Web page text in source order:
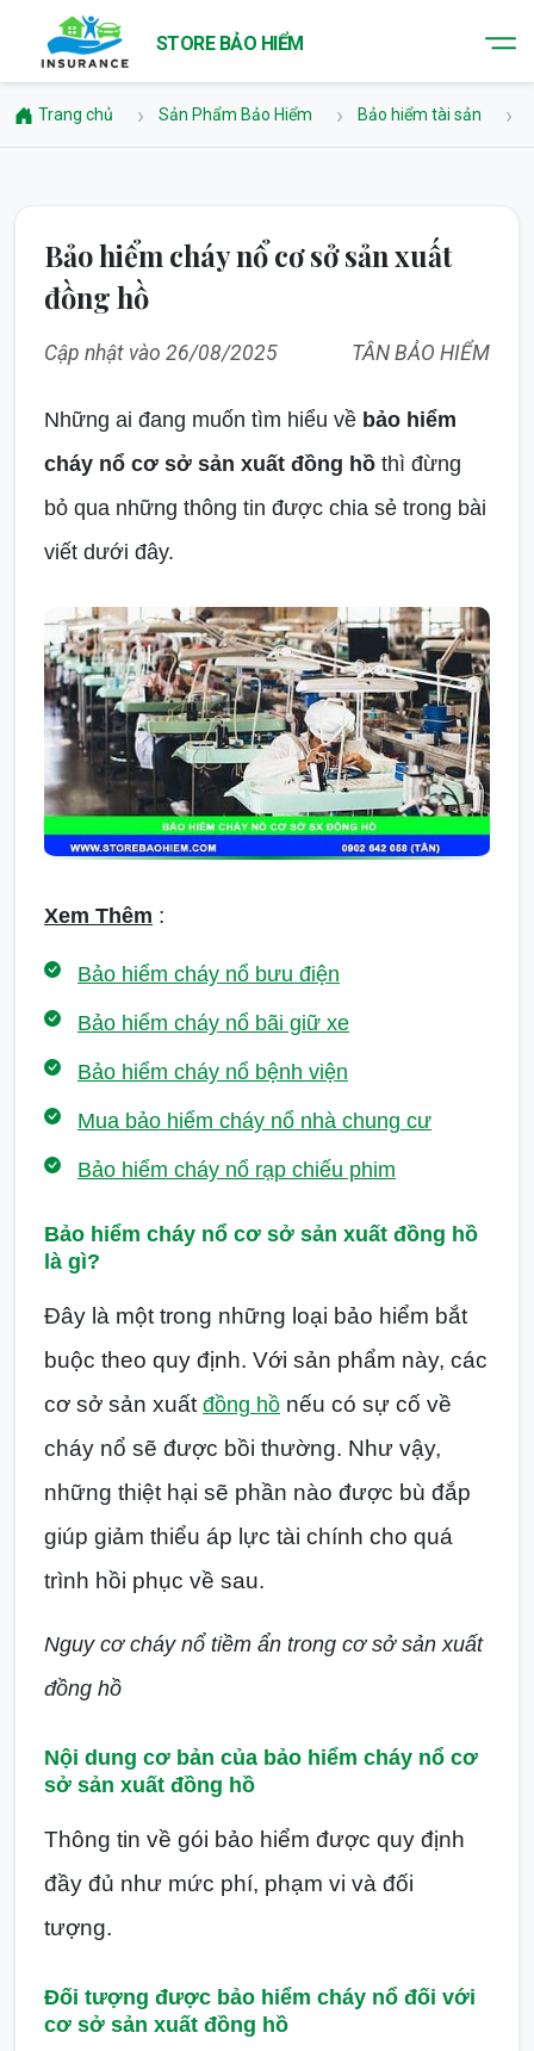
STORE BẢO HIỂM
Trang chủ Sản Phẩm Bảo Hiểm Bảo hiểm tài sản
Bảo hiểm cháy nổ cơ sở sản xuất
đồng hồ
Cập nhật vào 26/08/2025 TÂN BẢO HIỂM
Những ai đang muốn tìm hiểu về bảo hiểm
cháy nổ cơ sở sản xuất đồng hồ thì đừng
bỏ qua những thông tin được chia sẻ trong bài
viết dưới đây.
Xem Thêm :
Bảo hiểm cháy nổ bưu điện
Bảo hiểm cháy nổ bãi giữ xe
Bảo hiểm cháy nổ bệnh viện
Mua bảo hiểm cháy nổ nhà chung cư
Bảo hiểm cháy nổ rạp chiếu phim
Bảo hiểm cháy nổ cơ sở sản xuất đồng hồ
là gì?
Đây là một trong những loại bảo hiểm bắt
buộc theo quy định. Với sản phẩm này, các
cơ sở sản xuất đồng hồ nếu có sự cố về
cháy nổ sẽ được bồi thường. Như vậy,
những thiệt hại sẽ phần nào được bù đắp
giúp giảm thiểu áp lực tài chính cho quá
trình hồi phục về sau.
Nguy cơ cháy nổ tiềm ẩn trong cơ sở sản xuất
đồng hồ
Nội dung cơ bản của bảo hiểm cháy nổ cơ
sở sản xuất đồng hồ
Thông tin về gói bảo hiểm được quy định
đầy đủ như mức phí, phạm vi và đối
tượng.
Đối tượng được bảo hiểm cháy nổ đối với
cơ sở sản xuất đồng hồ